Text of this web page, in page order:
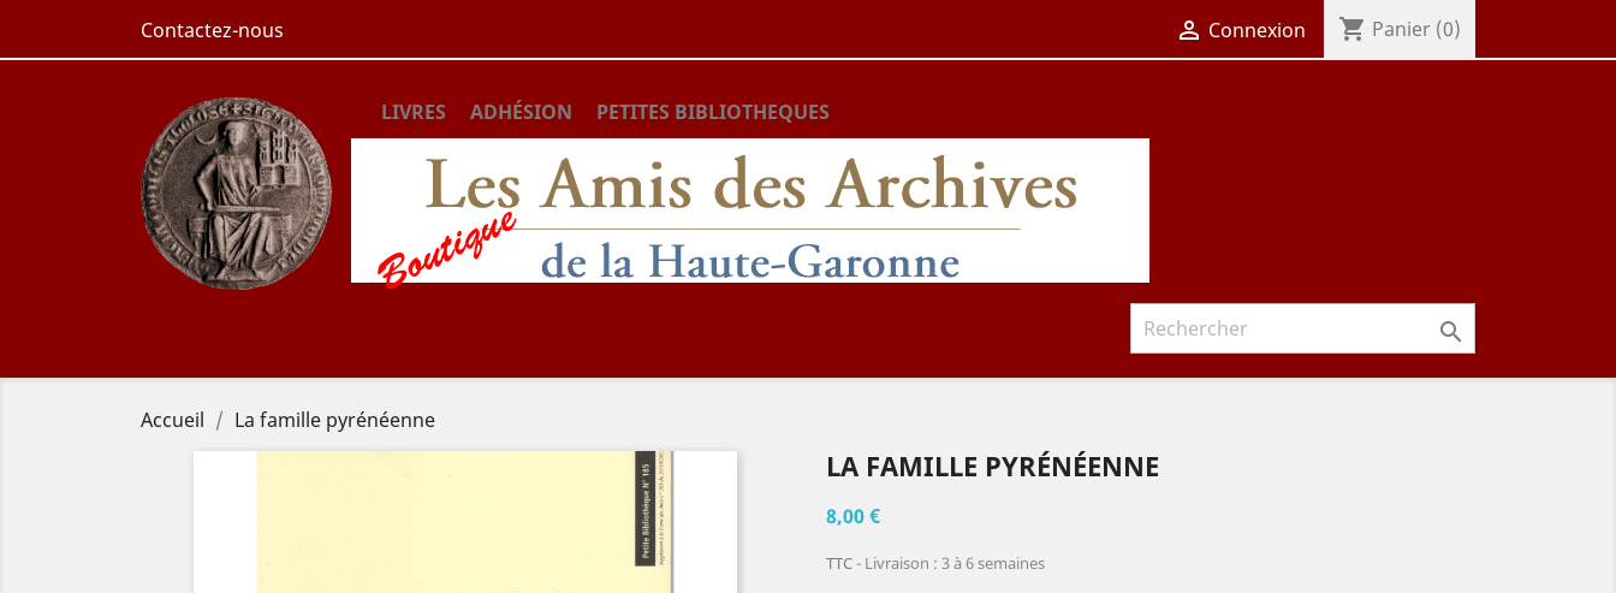
Contactez-nous  Connexion shopping_cart Panier (0)
LIVRES ADHÉSION PETITES BIBLIOTHEQUES

Accueil La famille pyrénéenne
LA FAMILLE PYRÉNÉENNE
8,00 €
TTC Livraison : 3 à 6 semaines